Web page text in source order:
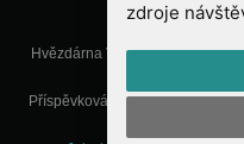
zdroje
Hvězdárna Valašské Meziříčí,
01
Příspěvková organizace